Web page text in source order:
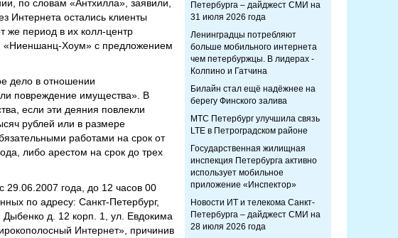
по словам «Антхилла», заявили,
Интернета остались клиенты
же период в их колл-центр
«Ниеншанц-Хоум» с предложением
дело в отношении
повреждение имущества». В
если эти деяния повлекли
рублей или в размере
работами на срок от
либо арестом на срок до трех
29.06.2007 года, до 12 часов 00
по адресу: Санкт-Петербург,
Дыбенко д. 12 корп. 1, ул. Евдокима
Интернет», причинив
Петербурга – дайджест СМИ на
31 июля 2026 года
Ленинградцы потребляют
больше мобильного интернета
чем петербуржцы. В лидерах -
Колпино и Гатчина
Билайн стал ещё надёжнее на
берегу Финского залива
МТС Петербург улучшила связь
LTE в Петроградском районе
Государственная жилищная
инспекция Петербурга активно
использует мобильное
приложение «Инспектор»
Новости ИТ и телекома Санкт-
Петербурга – дайджест СМИ на
28 июля 2026 года